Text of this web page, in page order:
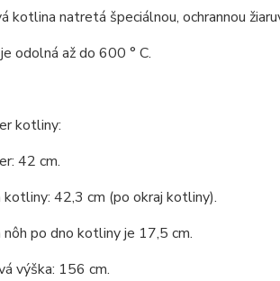
kotlina natretá špeciálnou, ochrannou
odolná až do 600 ° C.
kotliny:
42 cm.
kotliny: 42,3 cm (po okraj kotliny).
nôh po dno kotliny je 17,5 cm.
výška: 156 cm.